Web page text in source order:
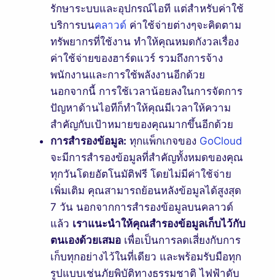
รักษาระบบและอุปกรณ์ไอที แต่สำหรับค่าใช้
บริการบนคลาวด์ ค่าใช้จ่ายต่างๆจะคิดตาม
ทรัพยากรที่ใช้งาน ทำให้คุณหมดกังวลเรื่อง
ค่าใช้จ่ายของฮาร์ดแวร์ รวมถึงการจ้าง
พนักงานและการใช้พลังงานอีกด้วย
นอกจากนี้ การใช้เวลาน้อยลงในการจัดการ
ปัญหาด้านไอทีก็ทำให้คุณมีเวลาให้ความ
สำคัญกับเป้าหมายของคุณมากขึ้นอีกด้วย
การสำรองข้อมูล: ทุกแพ็กเกจของ GoCloud
จะมีการสํารองข้อมูลที่สําคัญทั้งหมดของคุณ
ทุกวันโดยอัตโนมัติฟรี โดยไม่มีค่าใช้จ่าย
เพิ่มเติม คุณสามารถย้อนหลังข้อมูลได้สูงสุด
7 วัน นอกจากการสำรองข้อมูลบนคลาวด์
แล้ว เราแนะนำให้คุณสำรองข้อมูลเก็บไว้กับ
ตนเองด้วยเสมอ เพื่อเป็นการลดเสี่ยงกับการ
เก็บทุกอย่างไว้ในที่เดียว และพร้อมรับมือทุก
รูปแบบเช่นภัยพิบัติทางธรรมชาติ ไฟฟ้าดับ